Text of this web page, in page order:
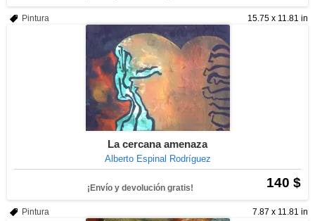
15.75 x 11.81 in
Pintura
La cercana amenaza
Alberto Espinal Rodríguez
140 $
¡Envío y devolución gratis!
7.87 x 11.81 in
Pintura